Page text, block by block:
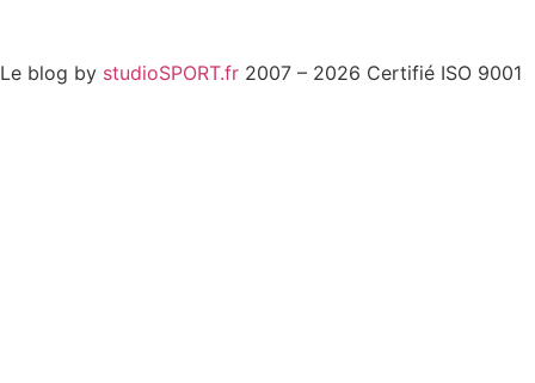
Le blog by studioSPORT.fr 2007 – 2026 Certifié ISO 9001